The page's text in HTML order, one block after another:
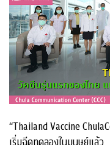
“Thailand Vaccine